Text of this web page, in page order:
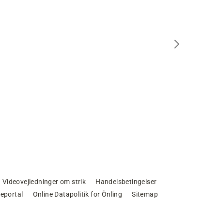
Videovejledninger om strik
Handelsbetingelser
Online Datapolitik for Önling Sitemap